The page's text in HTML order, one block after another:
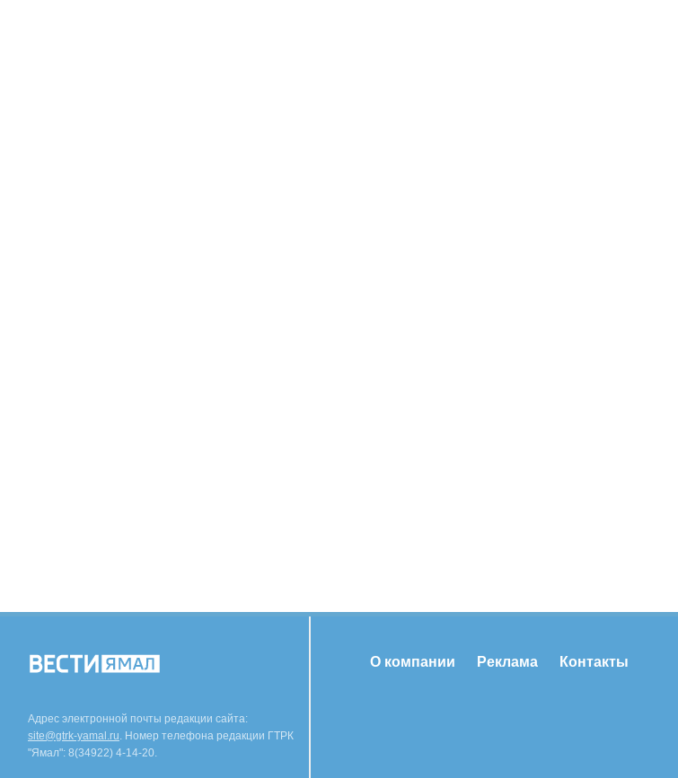
Адрес электронной почты редакции сайта:
site@gtrk-yamal.ru. Номер телефона редакции ГТРК
"Ямал": 8(34922) 4-14-20.
О компании Реклама Контакты